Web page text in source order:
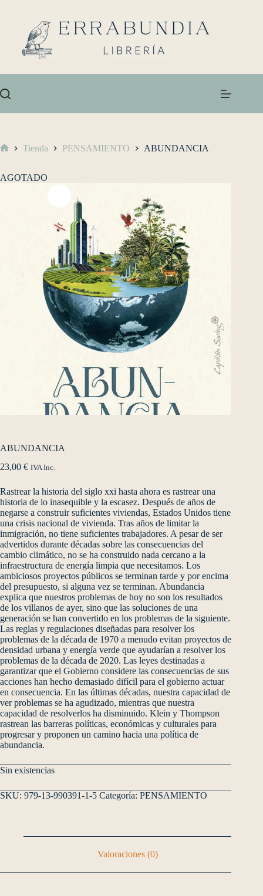
Tienda PENSAMIENTO ABUNDANCIA
AGOTADO
ABUNDANCIA
23,00 € IVA Inc.
Rastrear la historia del siglo xxi hasta ahora es rastrear una
historia de lo inasequible y la escasez. Después de años de
negarse a construir suficientes viviendas, Estados Unidos tiene
una crisis nacional de vivienda. Tras años de limitar la
inmigración, no tiene suficientes trabajadores. A pesar de ser
advertidos durante décadas sobre las consecuencias del
cambio climático, no se ha construido nada cercano a la
infraestructura de energía limpia que necesitamos. Los
ambiciosos proyectos públicos se terminan tarde y por encima
del presupuesto, si alguna vez se terminan. Abundancia
explica que nuestros problemas de hoy no son los resultados
de los villanos de ayer, sino que las soluciones de una
generación se han convertido en los problemas de la siguiente.
Las reglas y regulaciones diseñadas para resolver los
problemas de la década de 1970 a menudo evitan proyectos de
densidad urbana y energía verde que ayudarían a resolver los
problemas de la década de 2020. Las leyes destinadas a
garantizar que el Gobierno considere las consecuencias de sus
acciones han hecho demasiado difícil para el gobierno actuar
en consecuencia. En las últimas décadas, nuestra capacidad de
ver problemas se ha agudizado, mientras que nuestra
capacidad de resolverlos ha disminuido. Klein y Thompson
rastrean las barreras políticas, económicas y culturales para
progresar y proponen un camino hacia una política de
abundancia.
Sin existencias
SKU: 979-13-990391-1-5 Categoría: PENSAMIENTO
Valoraciones (0)